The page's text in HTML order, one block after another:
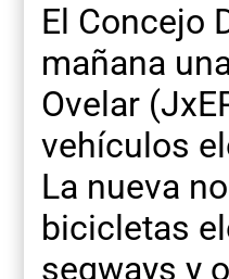
El Concejo
mañana
Ovelar
vehículos
La nueva
bicicletas
segways y